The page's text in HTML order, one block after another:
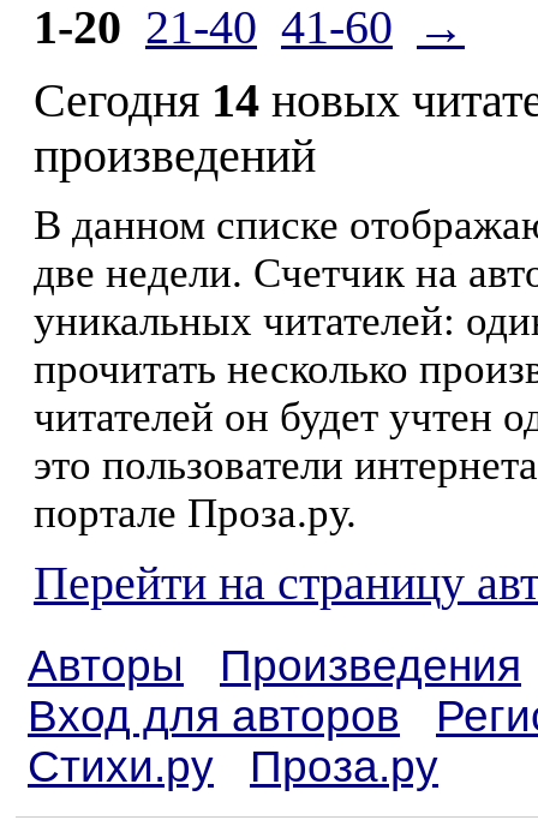
1-20 21-40 41-60
→
Сегодня 14 новых
произведений
В данном списке
две недели. Счетчик на
уникальных читателей:
прочитать несколько
читателей он будет учтен
это пользователи
портале Проза.ру.
Перейти на страницу
Авторы
Произведения
Вход для авторов
Стихи.ру
Проза.ру